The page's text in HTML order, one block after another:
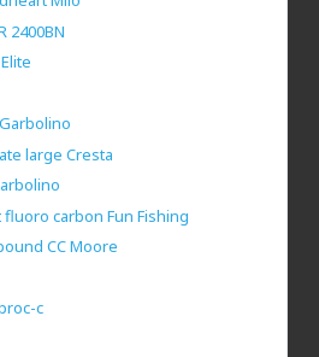
2400BN
large Cresta
carbon Fun Fishing
CC Moore
c